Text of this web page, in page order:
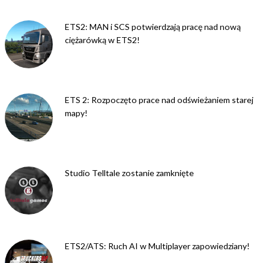
ETS2: MAN i SCS potwierdzają pracę nad nową
ciężarówką w ETS2!
ETS 2: Rozpoczęto prace nad odświeżaniem starej
mapy!
Studio Telltale zostanie zamknięte
ETS2/ATS: Ruch AI w Multiplayer zapowiedziany!